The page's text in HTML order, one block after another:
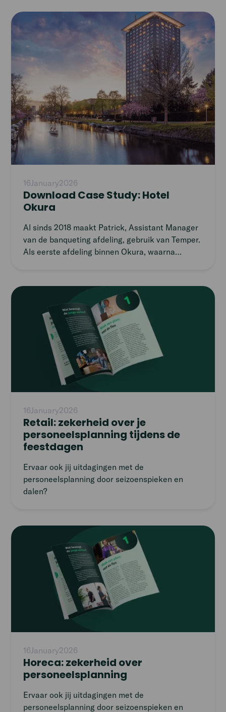
16January2026
Download Case Study: Hotel
Okura
Al sinds 2018 maakt Patrick, Assistant Manager
van de banqueting afdeling, gebruik van Temper.
Als eerste afdeling binnen Okura, waarna
zijn volgens Patrick de kosten, maar ook de
kwaliteit en motivatie van de FreeFlexers.
Read
article
16January2026
Retail: zekerheid over je
personeelsplanning tijdens de
feestdagen
Ervaar ook jij uitdagingen met de
personeelsplanning door seizoenspieken en
dalen?
Read
16January2026
Horeca: zekerheid over
personeelsplanning
Ervaar ook jij uitdagingen met de
personeelsplanning door seizoenspieken en
Read